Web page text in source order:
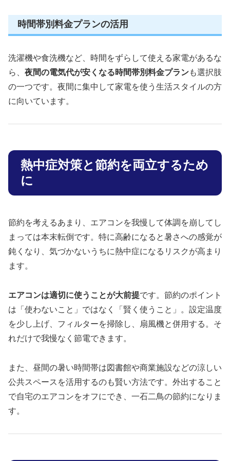
時間帯別料金プランの活用
洗濯機や食洗機など、時間をずらして使える家電があるな
ら、 夜間の電気代が安くなる時間帯別料金プランも選択肢
の一つです。夜間に集中して家電を使う生活スタイルの方
に向いています。
熱中症対策と節約を両立するため
に
節約を考えるあまり、エアコンを我慢して体調を崩してし
まっては本末転倒です。特に高齢になると暑さへの感覚が
鈍くなり、気づかないうちに熱中症になるリスクが高まり
ます。
エアコンは適切に使うことが大前提です。節約のポイント
は「使わないこと」ではなく「賢く使うこと」。設定温度
を少し上げ、フィルターを掃除し、扇風機と併用する。そ
れだけで我慢なく節電できます。
また、昼間の暑い時間帯は図書館や商業施設などの涼しい
公共スペースを活用するのも賢い方法です。外出すること
で自宅のエアコンをオフにでき、一石二鳥の節約になりま
す。